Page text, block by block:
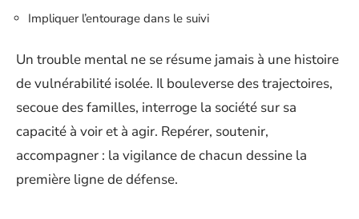
Impliquer l’entourage dans le suivi
Un trouble mental ne se résume jamais à une histoire
de vulnérabilité isolée. Il bouleverse des trajectoires,
secoue des familles, interroge la société sur sa
capacité à voir et à agir. Repérer, soutenir,
accompagner : la vigilance de chacun dessine la
première ligne de défense.